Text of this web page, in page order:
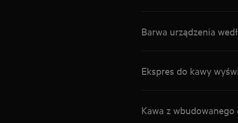
Barwa urządzenia
Ekspres do kawy
Kawa z wbudowanego